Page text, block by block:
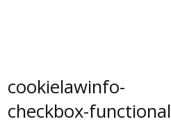
cookielawinfo-
checkbox-functional